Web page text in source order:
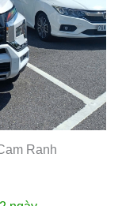
Ranh